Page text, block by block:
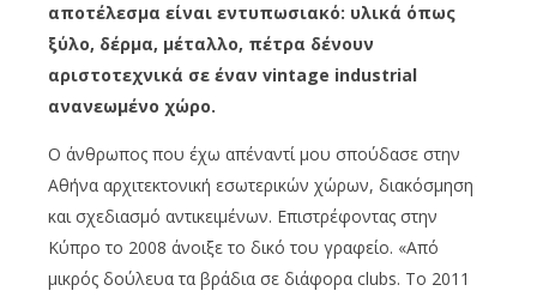
αποτέλεσμα είναι εντυπωσιακό: υλικά όπως
ξύλο, δέρμα, μέταλλο, πέτρα δένουν
αριστοτεχνικά σε έναν vintage industrial
ανανεωμένο χώρο.
Ο άνθρωπος που έχω απέναντί μου σπούδασε στην
Αθήνα αρχιτεκτονική εσωτερικών χώρων, διακόσμηση
και σχεδιασμό αντικειμένων. Επιστρέφοντας στην
Κύπρο το 2008 άνοιξε το δικό του γραφείο. «Από
μικρός δούλευα τα βράδια σε διάφορα clubs. Το 2011